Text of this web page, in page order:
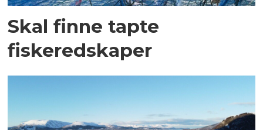
Skal finne tapte
fiskeredskaper